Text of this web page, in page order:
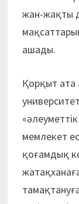
жан-жақты
ашады.
Қорқыт
мемлекет
қоғамдық